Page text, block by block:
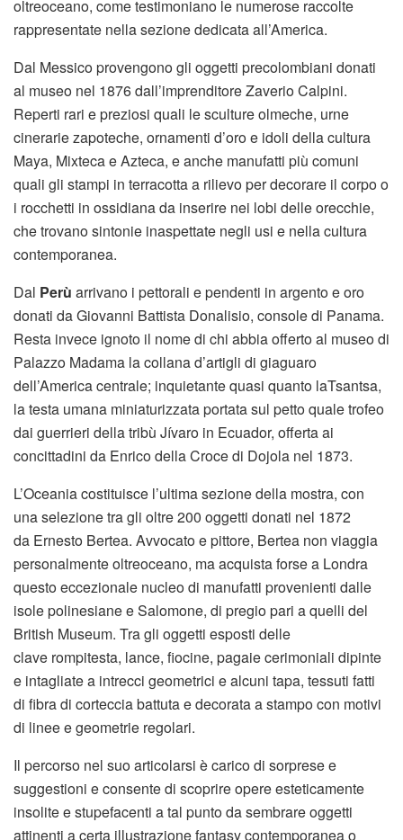
oltreoceano, come testimoniano le numerose raccolte
rappresentate nella sezione dedicata all’America.
Dal Messico provengono gli oggetti precolombiani donati
al museo nel 1876 dall’imprenditore Zaverio Calpini.
Reperti rari e preziosi quali le sculture olmeche, urne
cinerarie zapoteche, ornamenti d’oro e idoli della cultura
Maya, Mixteca e Azteca, e anche manufatti più comuni
quali gli stampi in terracotta a rilievo per decorare il corpo o
i rocchetti in ossidiana da inserire nei lobi delle orecchie,
che trovano sintonie inaspettate negli usi e nella cultura
contemporanea.
Dal Perù arrivano i pettorali e pendenti in argento e oro
donati da Giovanni Battista Donalisio, console di Panama.
Resta invece ignoto il nome di chi abbia offerto al museo di
Palazzo Madama la collana d’artigli di giaguaro
dell’America centrale; inquietante quasi quanto laTsantsa,
la testa umana miniaturizzata portata sul petto quale trofeo
dai guerrieri della tribù Jívaro in Ecuador, offerta ai
concittadini da Enrico della Croce di Dojola nel 1873.
L’Oceania costituisce l’ultima sezione della mostra, con
una selezione tra gli oltre 200 oggetti donati nel 1872
da Ernesto Bertea. Avvocato e pittore, Bertea non viaggia
personalmente oltreoceano, ma acquista forse a Londra
questo eccezionale nucleo di manufatti provenienti dalle
isole polinesiane e Salomone, di pregio pari a quelli del
British Museum. Tra gli oggetti esposti delle
clave rompitesta, lance, fiocine, pagaie cerimoniali dipinte
e intagliate a intrecci geometrici e alcuni tapa, tessuti fatti
di fibra di corteccia battuta e decorata a stampo con motivi
di linee e geometrie regolari.
Il percorso nel suo articolarsi è carico di sorprese e
suggestioni e consente di scoprire opere esteticamente
insolite e stupefacenti a tal punto da sembrare oggetti
attinenti a certa illustrazione fantasy contemporanea o